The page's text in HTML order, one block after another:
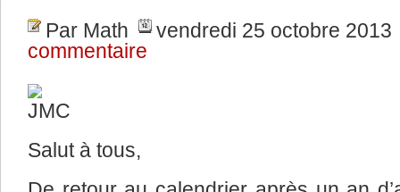
Par Math
vendredi 25 octobre 2013
commentaire
Salut à tous,